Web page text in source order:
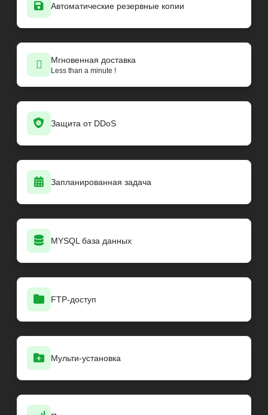
Автоматические резервные копии
Мгновенная доставка
Less than a minute !
Защита от DDoS
Запланированная задача
MYSQL база данных
FTP-доступ
Мульти-установка